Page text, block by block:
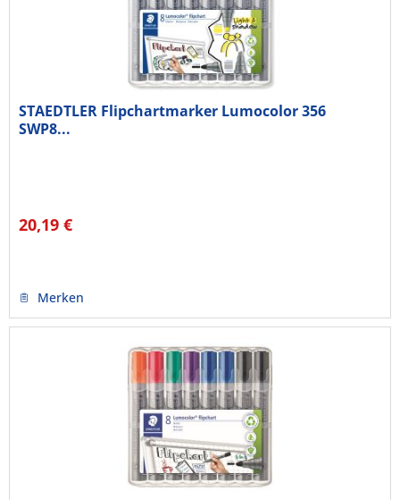
STAEDTLER Flipchartmarker Lumocolor 356
SWP8...
20,19 €
Merken